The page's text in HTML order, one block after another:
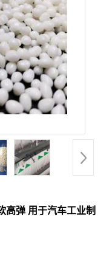
高弹 用于汽车工业制